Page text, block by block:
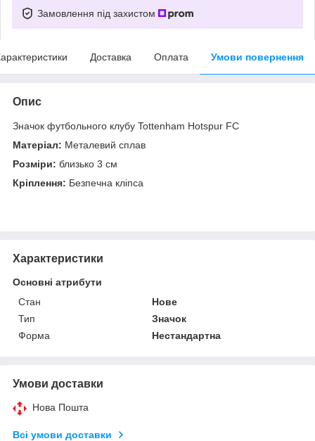
Замовлення під захистом
Доставка Оплата Умови повернення
Опис
Значок футбольного клубу Tottenham Hotspur FC
Матеріал: Металевий сплав
Розміри: близько 3 см
Кріплення: Безпечна кліпса
Характеристики
Основні атрибути
Стан
Нове
Тип
Значок
Форма
Нестандартна
Умови доставки
Нова Пошта
Всі умови доставки